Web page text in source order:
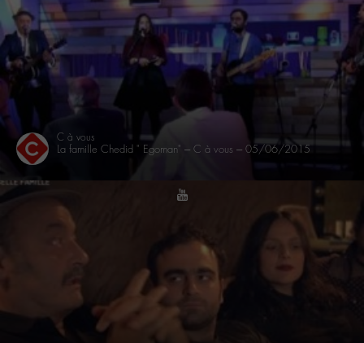
C à vous
La famille Chedid " Egoman" – C à vous – 05/06/2015
youtube